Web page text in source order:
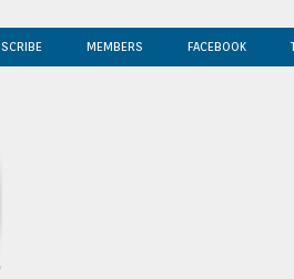
MEMBERS FACEBOOK